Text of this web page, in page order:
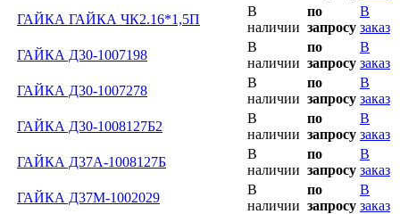
ГАЙКА ГАЙКА ЧК2.16*1,5П
В
наличии
по
запросу
В
заказ
ГАЙКА Д30-1007198
В
наличии
по
запросу
В
заказ
ГАЙКА Д30-1007278
В
наличии
по
запросу
В
заказ
ГАЙКА Д30-1008127Б2
В
наличии
по
запросу
В
заказ
ГАЙКА Д37А-1008127Б
В
наличии
по
запросу
В
заказ
ГАЙКА Д37М-1002029
В
наличии
по
запросу
В
заказ